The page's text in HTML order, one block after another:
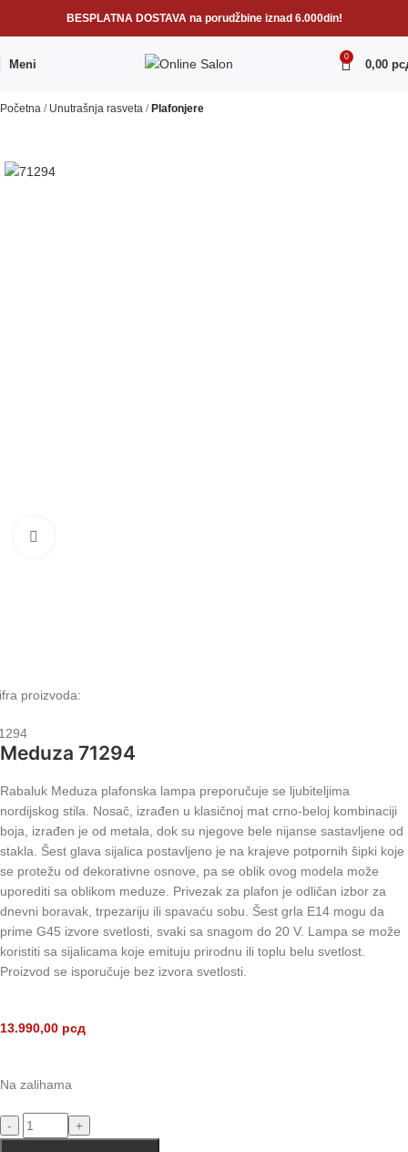
BESPLATNA DOSTAVA na porudžbine iznad 6.000din!
Meni
0
0,00
Početna Unutrašnja rasveta Plafonjere
proizvoda:
Meduza 71294
Rabaluk Meduza plafonska lampa preporučuje se ljubiteljima
nordijskog stila. Nosač, izrađen u klasičnoj mat crno-beloj kombinaciji
boja, izrađen je od metala, dok su njegove bele nijanse sastavljene od
stakla. Šest glava sijalica postavljeno je na krajeve potpornih šipki koje
se protežu od dekorativne osnove, pa se oblik ovog modela može
uporediti sa oblikom meduze. Privezak za plafon je odličan izbor za
dnevni boravak, trpezariju ili spavaću sobu. Šest grla E14 mogu da
prime G45 izvore svetlosti, svaki sa snagom do 20 V. Lampa se može
koristiti sa sijalicama koje emituju prirodnu ili toplu belu svetlost.
Proizvod se isporučuje bez izvora svetlosti.
13.990,00 рсд
Na zalihama